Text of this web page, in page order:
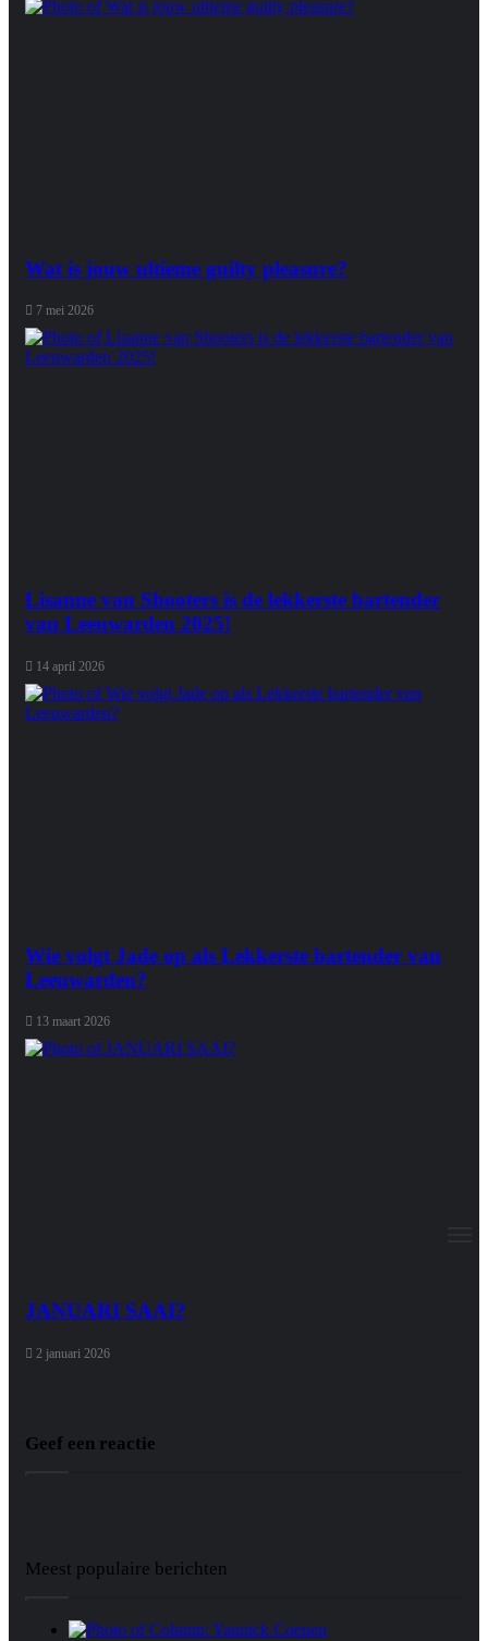
Wat is jouw ultieme guilty pleasure?
7 mei 2026
Lisanne van Shooters is de lekkerste bartender
van Leeuwarden 2025!
14 april 2026
Wie volgt Jade op als Lekkerste bartender van
Leeuwarden?
13 maart 2026
JANUARI SAAI?
2 januari 2026
Geef een reactie
Meest populaire berichten